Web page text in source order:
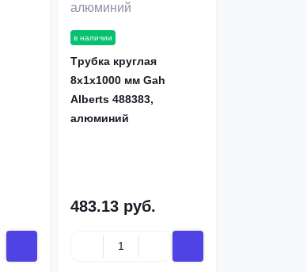
в наличии
Tрубка круглая
8х1х1000 мм Gah
Alberts 488383,
алюминий
483.13 руб.